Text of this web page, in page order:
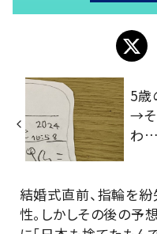
5歳
→そ
わ…
結婚式直前、指輪を紛
性。しかしその後の予